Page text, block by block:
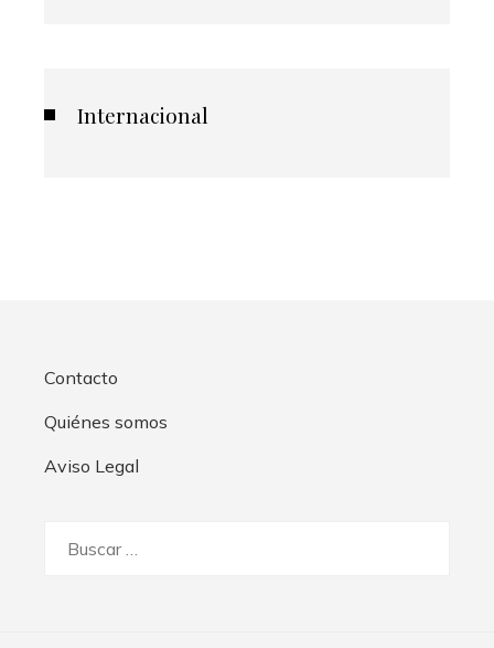
Internacional
Contacto
Quiénes somos
Aviso Legal